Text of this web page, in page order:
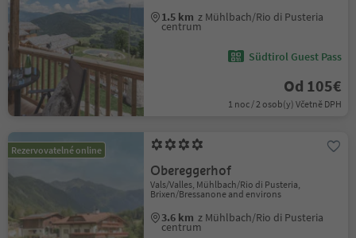
1.5 km z Mühlbach/Rio di Pusteria
centrum
Südtirol Guest Pass
Od 105€
1 noc / 2 osob(y) Včetně DPH
Rezervovatelné online
Obereggerhof
Vals/Valles, Mühlbach/Rio di Pusteria,
Brixen/Bressanone and environs
3.6 km z Mühlbach/Rio di Pusteria
centrum